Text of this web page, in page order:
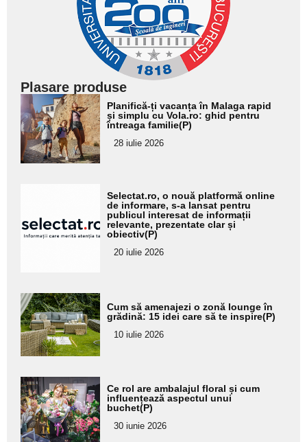
Plasare produse
Adaugă
aici textul
pentru
subtitlu
Planifică-ți vacanța în Malaga rapid
și simplu cu Vola.ro: ghid pentru
întreaga familie(P)
28 iulie 2026
pentru
subtitlu
Selectat.ro, o nouă platformă online
de informare, s-a lansat pentru
publicul interesat de informații
relevante, prezentate clar și
obiectiv(P)
20 iulie 2026
Adaugă
aici textul
pentru
subtitlu
Cum să amenajezi o zonă lounge în
grădină: 15 idei care să te inspire(P)
10 iulie 2026
Adaugă
aici textul
pentru
subtitlu
Ce rol are ambalajul floral și cum
influențează aspectul unui
buchet(P)
30 iunie 2026